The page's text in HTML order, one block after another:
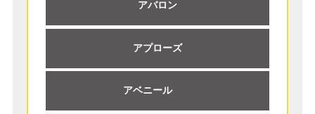
アバロン
アプローズ
アベニール